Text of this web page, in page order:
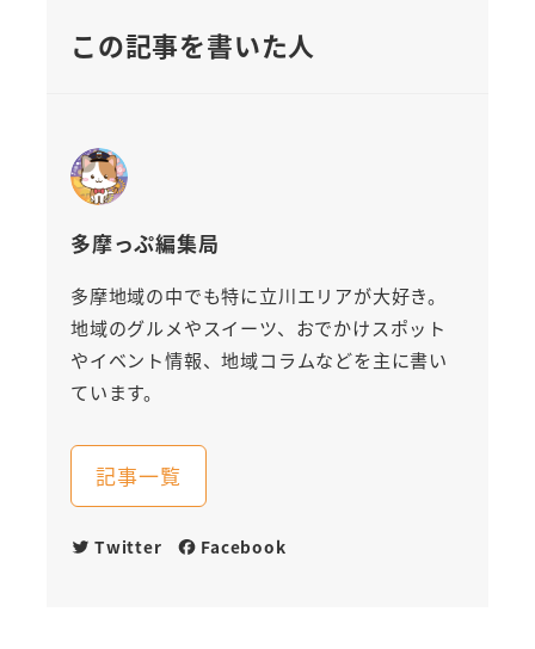
この記事を書いた人
多摩っぷ編集局
多摩地域の中でも特に立川エリアが大好き。
地域のグルメやスイーツ、おでかけスポット
やイベント情報、地域コラムなどを主に書い
ています。
記事一覧
Twitter Facebook